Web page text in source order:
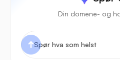
Din domene- og